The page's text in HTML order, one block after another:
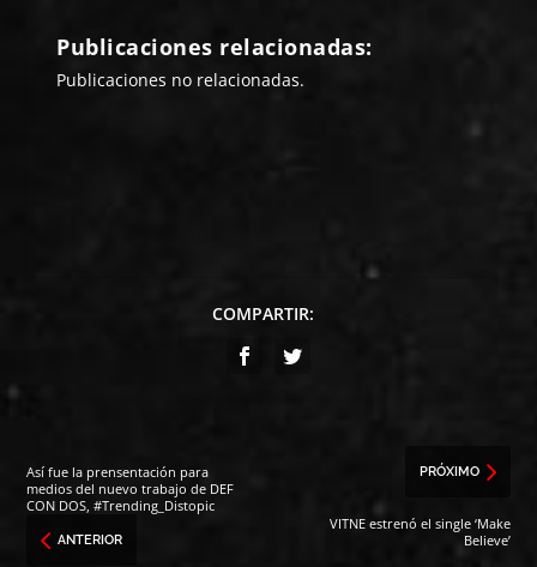
Publicaciones relacionadas:
Publicaciones no relacionadas.
COMPARTIR:
Así fue la prensentación para
medios del nuevo trabajo de DEF
CON DOS, #Trending_Distopic
ANTERIOR
PRÓXIMO
VITNE estrenó el single ‘Make
Believe’